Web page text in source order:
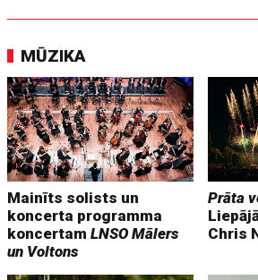
MŪZIKA
Mainīts solists un
koncerta programma
koncertamLNSO Mālers
un Voltons
Prāta
Chris